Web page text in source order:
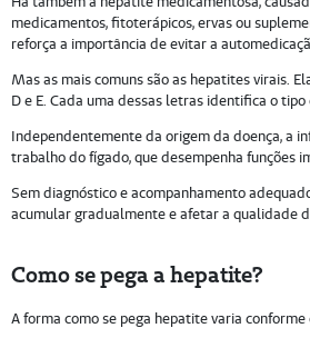
medicamentos, fitoterápicos, ervas ou
reforça a importância de evitar a
Mas as mais comuns são as hepatites virais.
D e E. Cada uma dessas letras identifica o
Independentemente da origem da doença, a
trabalho do fígado, que desempenha funções
Sem diagnóstico e acompanhamento
acumular gradualmente e afetar a qualidade
Como se pega a hepatite?
A forma como se pega hepatite varia conforme